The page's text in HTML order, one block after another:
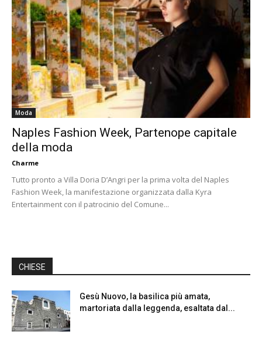
Moda
Naples Fashion Week, Partenope capitale
della moda
Charme
Tutto pronto a Villa Doria D’Angri per la prima volta del Naples
Fashion Week, la manifestazione organizzata dalla Kyra
Entertainment con il patrocinio del Comune...
CHIESE
Gesù Nuovo, la basilica più amata,
martoriata dalla leggenda, esaltata dal...